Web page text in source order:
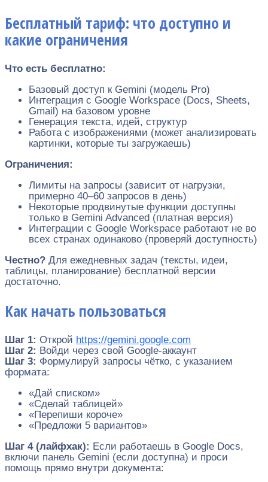
Бесплатный тариф: что доступно и
какие ограничения
Что есть бесплатно:
Базовый доступ к Gemini (модель Pro)
Интеграция с Google Workspace (Docs, Sheets,
Gmail) на базовом уровне
Генерация текста, идей, структур
Работа с изображениями (может анализировать
картинки, которые ты загружаешь)
Ограничения:
Лимиты на запросы (зависит от нагрузки,
примерно 40–60 запросов в день)
Некоторые продвинутые функции доступны
только в Gemini Advanced (платная версия)
Интеграции с Google Workspace работают не во
всех странах одинаково (проверяй доступность)
Честно? Для ежедневных задач (тексты, идеи,
таблицы, планирование) бесплатной версии
достаточно.
Как начать пользоваться
Шаг 1: Открой https://gemini.google.com
Шаг 2: Войди через свой Google-аккаунт
Шаг 3: Формулируй запросы чётко, с указанием
формата:
«Дай списком»
«Сделай таблицей»
«Перепиши короче»
«Предложи 5 вариантов»
Шаг 4 (лайфхак): Если работаешь в Google Docs,
включи панель Gemini (если доступна) и проси
помощь прямо внутри документа: